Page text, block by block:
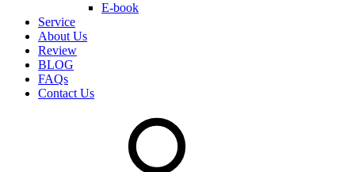
E-book
Service
About Us
Review
BLOG
FAQs
Contact Us